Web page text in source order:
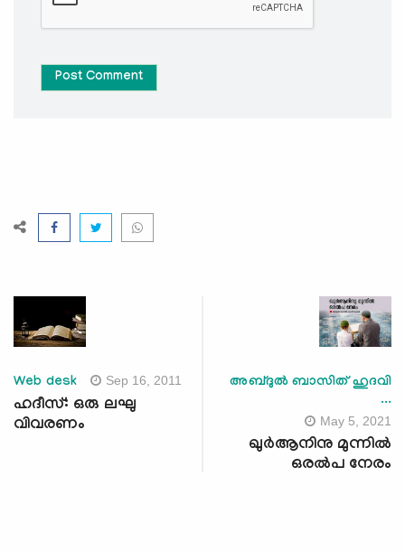
Post Comment
Web desk Sep 16, 2011
ഹദീസ്: ഒരു ലഘു
വിവരണം
അബ്ദുൽ ബാസിത് ഹുദവി
...
May 5, 2021
ഖുർആനിനു മുന്നിൽ
ഒരൽപ നേരം